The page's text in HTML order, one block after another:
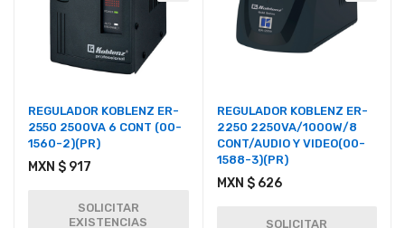
REGULADOR KOBLENZ ER-
2550 2500VA 6 CONT (00-
1560-2)(PR)
MXN $ 917
SOLICITAR
EXISTENCIAS
REGULADOR KOBLENZ ER-
2250 2250VA/1000W/8
CONT/AUDIO Y VIDEO(00-
1588-3)(PR)
MXN $ 626
SOLICITAR